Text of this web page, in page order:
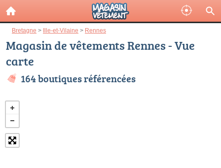
Bretagne > Ille-et-Vilaine > Rennes
Magasin de vêtements Rennes - Vue
carte
164 boutiques référencées